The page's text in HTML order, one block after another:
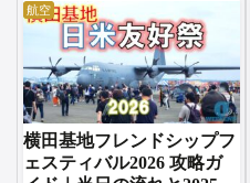
航空
横田基地フレンドシップフ
ェスティバル2026 攻略ガ